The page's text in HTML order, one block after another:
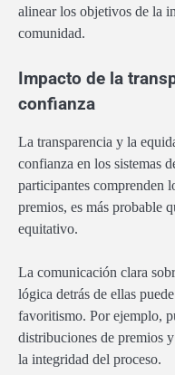
alinear los objetivos de la
comunidad.
Impacto de la
confianza
La transparencia y la
confianza en los sistemas
participantes comprenden
premios, es más probable
equitativo.
La comunicación clara
lógica detrás de ellas
favoritismo. Por ejemplo,
distribuciones de premios
la integridad del proceso.